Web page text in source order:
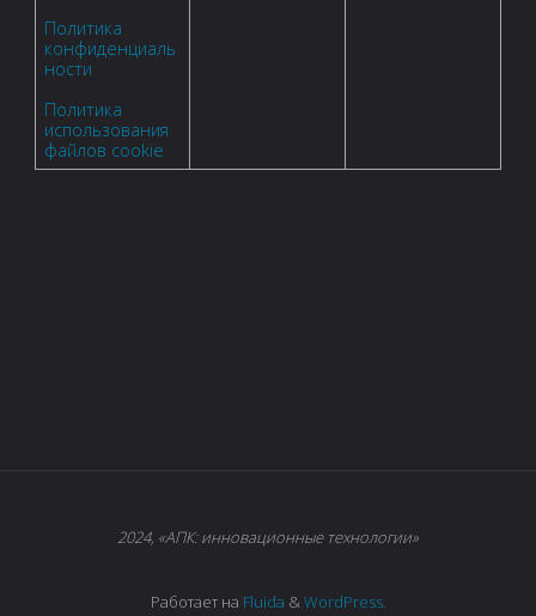
Политика
конфиденциаль
ности
Политика
использования
файлов cookie
2024, «АПК: инновационные технологии»
Работает на Fluida &WordPress.